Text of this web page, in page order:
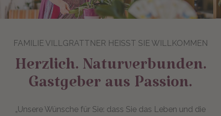
FAMILIE VILLGRATTNER HEISST SIE WILLKOMMEN
Herzlich. Naturverbunden.
Gastgeber aus Passion.
„Unsere Wünsche für Sie: dass Sie das Leben und die